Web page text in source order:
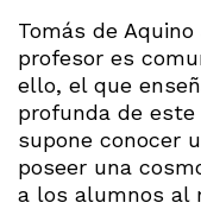
Tomás de
profesor es
ello, el que
profunda de
supone conocer
poseer una
a los alumnos al